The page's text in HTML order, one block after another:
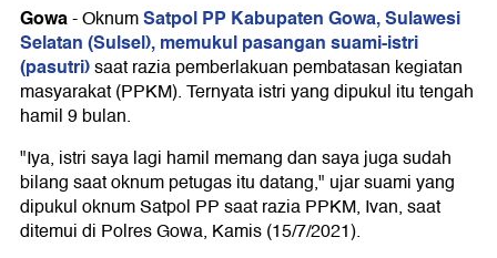
Gowa-OknumSatpol PP Kabupaten Gowa, Sulawesi
Selatan (Sulsel), memukul pasangan suami-istri
(pasutri)saat razia pemberlakuan pembatasan kegiatan
masyarakat (PPKM). Ternyata istri yang dipukul itu tengah
hamil 9 bulan.
"Iya, istri saya lagi hamil memang dan saya juga sudah
bilang saat oknum petugas itu datang," ujar suami yang
dipukul oknum Satpol PP saat razia PPKM, Ivan, saat
ditemui di Polres Gowa, Kamis (15/7/2021).